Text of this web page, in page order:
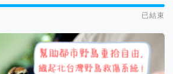
已結束